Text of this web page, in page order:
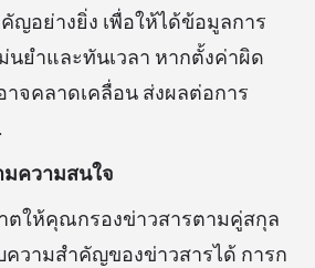
ญอย่างยิ่ง เพื่อให้ได้ข้อมูลการ
นยำและทันเวลา หากตั้งค่าผิด
จคลาดเคลื่อน ส่งผลต่อการ
มความสนใจ
ตให้คุณกรองข่าวสารตามคู่สกุล
ความสำคัญของข่าวสารได้ การก